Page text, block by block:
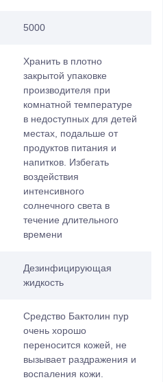
5000
Хранить в плотно
закрытой упаковке
производителя при
комнатной температуре
в недоступных для детей
местах, подальше от
продуктов питания и
напитков. Избегать
воздействия
интенсивного
солнечного света в
течение длительного
времени
Дезинфицирующая
жидкость
Средство Бактолин пур
очень хорошо
переносится кожей, не
вызывает раздражения и
воспаления кожи.